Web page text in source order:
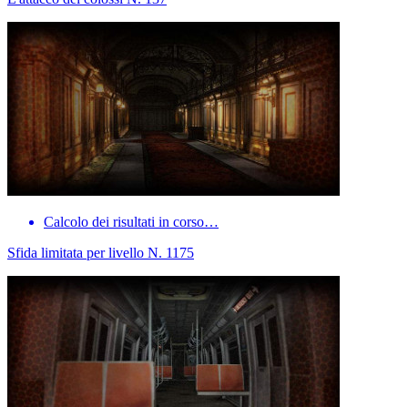
Calcolo dei risultati in corso…
Sfida limitata per livello N. 1175